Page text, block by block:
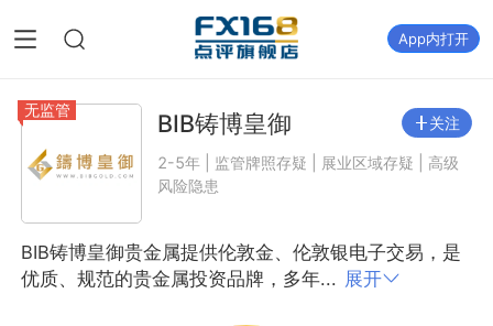
App内打开
无监管 BIB铸博皇御 关注
2-5年 | 监管牌照存疑 | 展业区域存疑 | 高级
风险隐患
BIB铸博皇御贵金属提供伦敦金、伦敦银电子交易，是
优质、规范的贵金属投资品牌，多年... 展开